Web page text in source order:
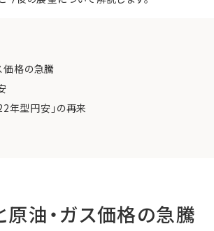
価格の急騰
年型円安」の再来
油・ガス価格の急騰